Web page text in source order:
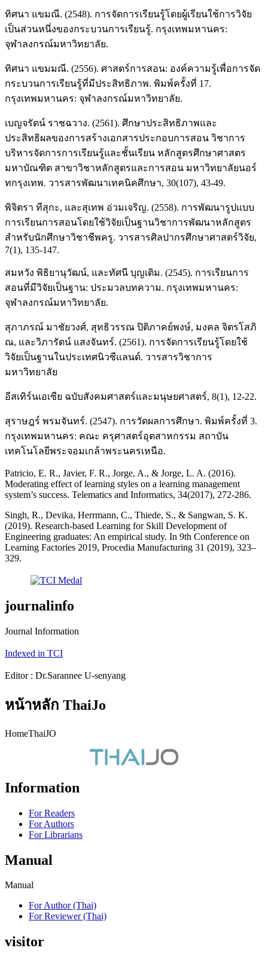
ทิศนา แขมณี. (2548). การจัดการเรียนรู้โดยผู้เรียนใช้การวิจัย
เป็นส่วนหนึ่งของกระบวนการเรียนรู้. กรุงเทพมหานคร:
จุฬาลงกรณ์มหาวิทยาลัย.
ทิศนา แขมมณี. (2556). ศาสตร์การสอน: องค์ความรู้เพื่อการจัด
กระบวนการเรียนรู้ที่มีประสิทธิภาพ. พิมพ์ครั้งที่ 17.
กรุงเทพมหานคร: จุฬาลงกรณ์มหาวิทยาลัย.
เบญจรัตน์ ราชฉวาง. (2561). ศึกษาประสิทธิภาพและ
ประสิทธิผลของการสร้างเอกสารประกอบการสอน วิชาการ
บริหารจัดการการเรียนรู้และชั้นเรียน หลักสูตรศึกษาศาสตร
มหาบัณฑิต สาขาวิชาหลักสูตรและการสอน มหาวิทยาลัยนอร์
ทกรุงเทพ. วารสารพัฒนาเทคนิคศึกษา, 30(107), 43-49.
พิจิตรา ทีสุกะ, และสุเทพ อ่วมเจริญ. (2558). การพัฒนารูปแบบ
การเรียนการสอนโดยใช้วิจัยเป็นฐานวิชาการพัฒนาหลักสูตร
สำหรับนักศึกษาวิชาชีพครู. วารสารศิลปากรศึกษาศาสตร์วิจัย,
7(1), 135-147.
สมหวัง พิธิยานุวัฒน์, และทัศนี บุญเติม. (2545). การเรียนการ
สอนที่มีวิจัยเป็นฐาน: ประมวลบทความ. กรุงเทพมหานคร:
จุฬาลงกรณ์มหาวิทยาลัย.
สุภาภรณ์ มาชัยวงศ์, สุทธิวรรณ ปิติภาคย์พงษ์, มงคล จิตรโสภิ
ณ, และวิภารัตน์ แสงจันทร์. (2561). การจัดการเรียนรู้โดยใช้
วิจัยเป็นฐานในประเทศนิวซีแลนด์. วารสารวิชาการ
มหาวิทยาลัย
อีสเทิร์นเอเซีย ฉบับสังคมศาสตร์และมนุษยศาสตร์, 8(1), 12-22.
สุราษฎร์ พรมจันทร์. (2547). การวัดผลการศึกษา. พิมพ์ครั้งที่ 3.
กรุงเทพมหานคร: คณะ ครุศาสตร์อุตสาหกรรม สถาบัน
เทคโนโลยีพระจอมเกล้าพระนครเหนือ.
Patricio, E. R., Javier, F. R., Jorge, A., & Jorge, L. A. (2016).
Moderating effect of learning styles on a learning management
system’s success. Telematics and Informatics, 34(2017), 272-286.
Singh, R., Devika, Herrmann, C., Thiede, S., & Sangwan, S. K.
(2019). Research-based Learning for Skill Development of
Engineering graduates: An empirical study. In 9th Conference on
Learning Factories 2019, Procedia Manufacturing 31 (2019), 323–
329.
journalinfo
Journal Information
Indexed in TCI
Editor : Dr.Sarannee U-senyang
หน้าหลัก ThaiJo
HomeThaiJO
Information
For Readers
For Authors
For Librarians
Manual
Manual
For Author (Thai)
For Reviewer (Thai)
visitor